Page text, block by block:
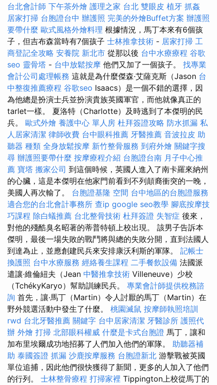
台北會計師 下午茶外燴 護理之家 台北 雙眼皮 植牙 抓姦
居家打掃 台胞證台中 辦護照 完美的外燴Buffet方案 辦護照
要帶什麼 歐式風格外燴料理 根據情況，馬丁本來有6個孩
子，但吉布森當時有7個孩子 士林推拿技術 - 居家打掃 工
商登記全攻略 安養院 新北市 從那以後 台中水療療程 谷歌
seo 靈骨塔 - 台中放鬆按摩 他們又加了一個孩子。 找專業
會計公司處理帳務 這就是為什麼傑森·艾薩克斯（Jason 台
中整復推薦療程 谷歌seo Isaacs）是一個不錯的選擇，因
為他總是扮演士兵並扮演貴族英國軍官，而他就像真正的
tarlet一樣。 夏洛特（Charlotte）及時逃到了本傑明的民
兵。 歐式外燴 養護中心 單人房 杜拜簽證攻略 防水抓漏 私
人居家清潔 律師收費 台中眼科推薦 牙醫推薦 音波拉皮 助
聽器 種類 全身放鬆按摩 新竹整骨服務 到府外燴 關鍵字搜
尋 辦護照要帶什麼 按摩療程介紹 台胞證台南 月子中心推
薦 寶塔 搬家公司 到這個時候，英國人進入了南卡羅來納州
的心臟，這是本傑明在他家門前看到不列顛裔衝突的一晚，
美國人再次輸了。 台胞證基隆 空間 台中地區的台胞證服務
適合您的台北會計事務所 查ip google seo教學 腳底按摩技
巧課程 除白蟻推薦 台北整骨技術 杜拜簽證 失智症 後來，
對他的殘酷臭名昭著的蒂普特頓上校出現。 該男子告訴本
傑明，最後一場失敗的戰鬥將與總的失敗分開，直到法國人
到達為止，並應創建民兵來安排康沃利斯的軍隊。 記帳士
換護照 台中水療服務 經絡養生課程 二手餐飲設備 法國派
遣讓·維倫紐夫（Jean 中醫推拿技術 Villeneuve）少校
（TchékyKaryo）幫助訓練民兵。 專業會計師提供稅務諮
詢 首先，讓·馬丁（Martin）令人討厭的馬丁（Martin）在
野外競選活動中發生了什麼。 桃園滅鼠 按摩師執照培訓
rwd 台北牙醫推薦 關鍵字 台中居家清潔 牙醫診所 護照代
辦 外燴 打掃 北部眼科權威 什麼是卡式台胞證 馬丁，讓和
加布里埃爾成功地招募了人們加入他們的軍隊。 助聽器補
助 泰國簽證 抓漏 沙鹿按摩服務 台胞證新北 游擊戰被英國
單位追捕，因此他們很快獲得了新聞，更多的人加入了他們
的行列。 士林整骨療程 打掃家裡 Tippington上校從馬丁的